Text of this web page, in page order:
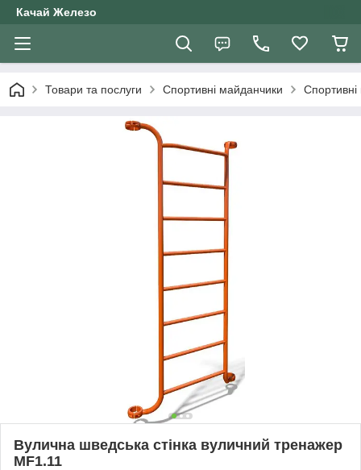
Качай Железо
Товари та послуги Спортивні майданчики
Вулична шведська стінка вуличний тренажер
MF1.11